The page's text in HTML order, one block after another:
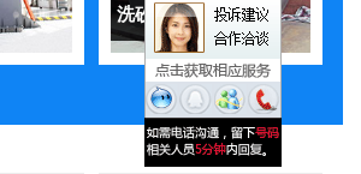
洗砂机